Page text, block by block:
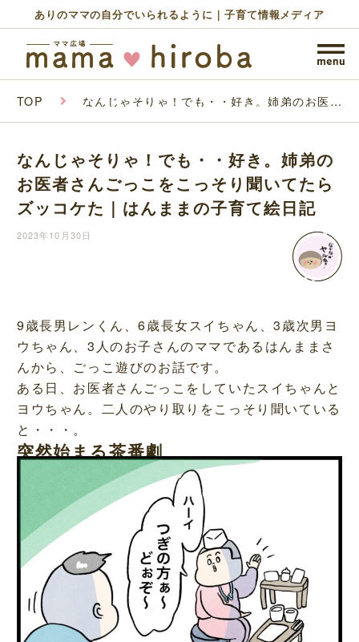
ありのママの自分でいられるように｜子育て情報メディア
TOP なんじゃそりゃ！でも・・好き。姉弟のお医者
はんままの子育て絵日記
なんじゃそりゃ！でも・・好き。姉弟の
お医者さんごっこをこっそり聞いてたら
ズッコケた｜はんままの子育て絵日記
2023年10月30日
9歳長男レンくん、6歳長女スイちゃん、3歳次男ヨ
ウちゃん、3人のお子さんのママであるはんままさ
んから、ごっこ遊びのお話です。
ある日、お医者さんごっこをしていたスイちゃんと
ヨウちゃん。二人のやり取りをこっそり聞いている
と・・・。
突然始まる茶番劇